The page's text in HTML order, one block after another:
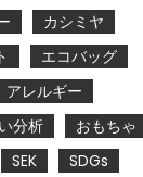
カシミヤ
エコバッグ
アレルギー
分析
おもちゃ
SEK
SDGs